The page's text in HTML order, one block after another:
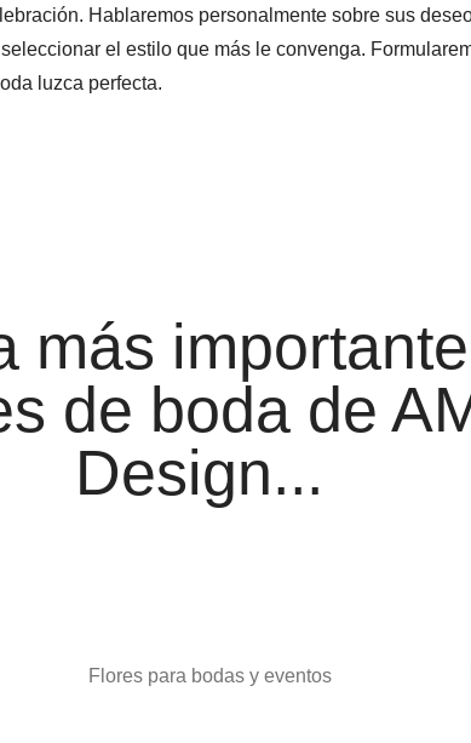
Hablaremos personalmente sobre sus
el estilo que más le convenga.
luzca perfecta.
más
de boda de
Design...